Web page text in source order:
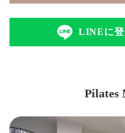
LINEに登
Pilates